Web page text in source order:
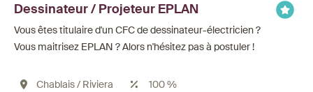
Dessinateur / Projeteur EPLAN
Vous êtes titulaire d'un CFC de dessinateur-électricien ?
Vous maitrisez EPLAN ? Alors n'hésitez pas à postuler !
Chablais / Riviera 100 %